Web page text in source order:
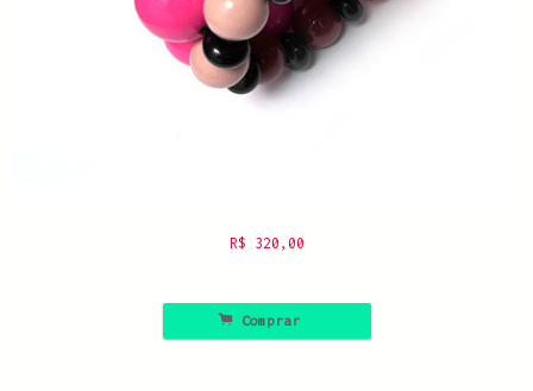
R$ 320,00
. Comprar